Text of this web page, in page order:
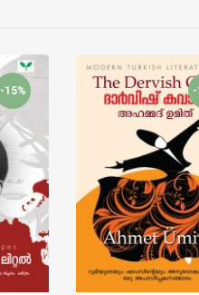
-15% -